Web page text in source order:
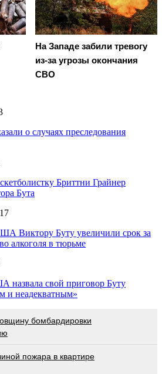
На Западе забили тревогу
из-за угрозы окончания
СВО
о случаях преследования
Бриттни Грайнер
Бута
Виктору Буту увеличили срок за
алкоголя в тюрьме
назвала свой приговор Буту
и неадекватным»
бомбардировки
пожара в квартире